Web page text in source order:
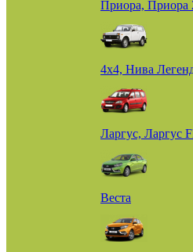
Приора, Приора
4х4, Нива
Ларгус, Ларгус
Веста